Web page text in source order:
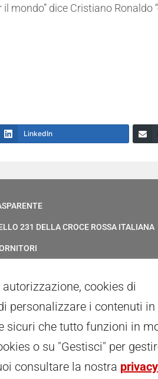
mondo” dice Cristiano
LinkedIn
231 DELLA CROCE ROSSA ITALIANA
GAIA
cookies di
personalizzare i contenuti in
sicuri che tutto funzioni in
o su "Gestisci" per
consultare la nostra privacy